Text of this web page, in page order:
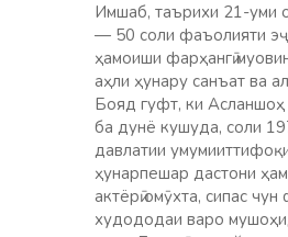
Имшаб, таърихи 21-уми
— 50 соли фаъолияти
ҳамоиши фарҳангӣ
аҳли ҳунару санъат ва
Бояд гуфт, ки
ба дунё кушуда, соли
давлатии
ҳунарпешар дастони
актёрӣ омӯхта, сипас
худододаи варо